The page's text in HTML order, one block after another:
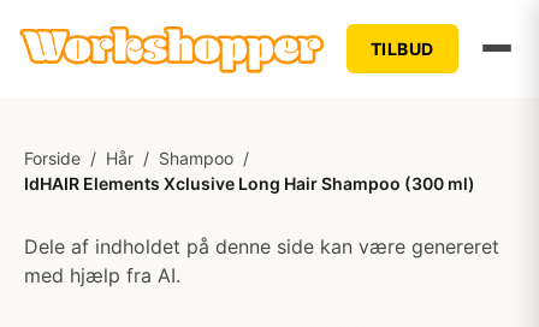
TILBUD
Forside / Hår / Shampoo /
IdHAIR Elements Xclusive Long Hair Shampoo (300 ml)
Dele af indholdet på denne side kan være genereret
med hjælp fra AI.